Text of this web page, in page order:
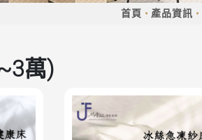
首頁 產品資訊
萬)